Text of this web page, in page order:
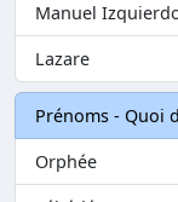
Manuel
Lazare
Prénoms - Quoi
Orphée